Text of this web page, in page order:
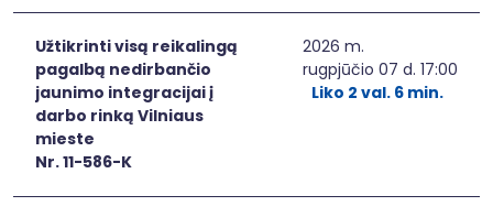
Užtikrinti visą reikalingą
pagalbą nedirbančio
jaunimo integracijai į
darbo rinką Vilniaus
mieste
Nr. 11-586-K
2026 m.
rugpjūčio 07 d. 17:00
Liko 2 val. 6 min.